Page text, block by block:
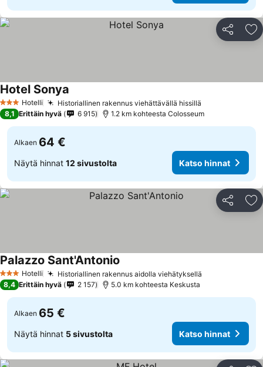
Jaa
3 Tähtiluokitus
Hotelli Historiallinen rakennus viehättävällä hissillä
Hotel Sonya
8,1 Erittäin hyvä 6 915 1.2 km kohteesta Colosseum
Alkaen 64 €
Näytä hinnat 12 sivustolta Katso hinnat
Jaa
3 Tähtiluokitus
Hotelli Historiallinen rakennus aidolla viehätyksellä
Palazzo Sant'Antonio
8,4 Erittäin hyvä 2 157 5.0 km kohteesta Keskusta
Alkaen 65 €
Näytä hinnat 5 sivustolta Katso hinnat